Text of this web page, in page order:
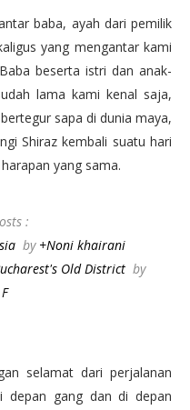
baba, ayah dari pemilik
yang mengantar kami
beserta istri dan anak-
lama kami kenal saja,
sapa di dunia maya,
Shiraz kembali suatu hari
yang sama.
:
by +Noni khairani
Old District by
selamat dari perjalanan
gang dan di depan